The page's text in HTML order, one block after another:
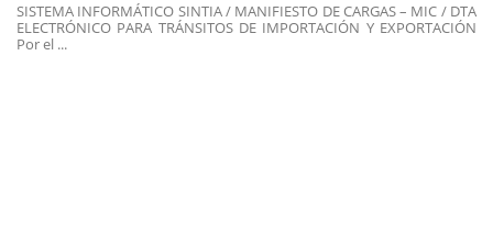
SISTEMA INFORMÁTICO SINTIA / MANIFIESTO DE CARGAS – MIC / DTA
ELECTRÓNICO PARA TRÁNSITOS DE IMPORTACIÓN Y EXPORTACIÓN
Por el ...